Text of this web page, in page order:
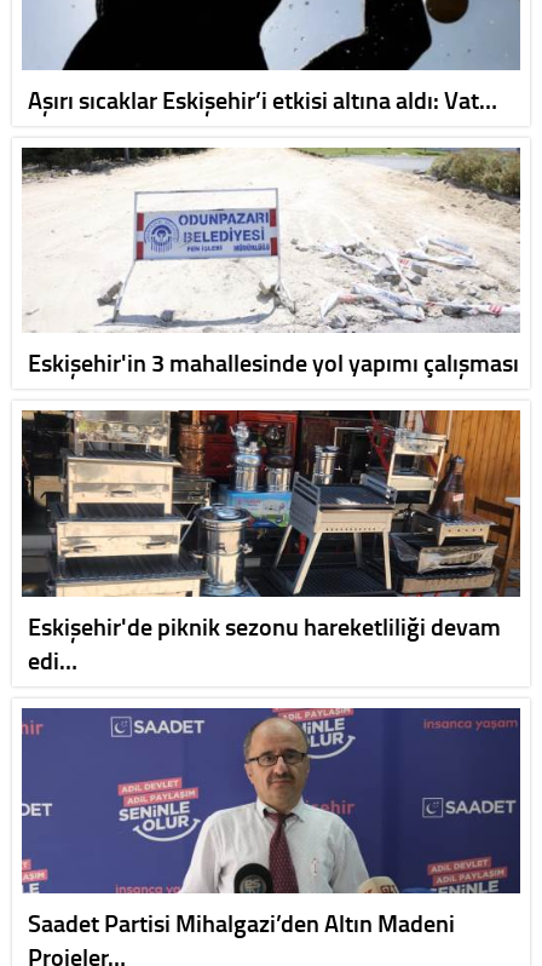
Aşırı sıcaklar Eskişehir’i etkisi altına aldı: Vat…
Eskişehir'in 3 mahallesinde yol yapımı çalışması
Eskişehir'de piknik sezonu hareketliliği devam
edi…
Saadet Partisi Mihalgazi’den Altın Madeni
Projeler…